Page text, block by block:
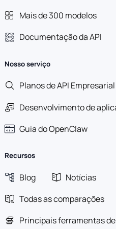
Mais de 300 modelos
Documentação da API
Nosso serviço
Planos de API Empresarial
Desenvolvimento de
Guia do OpenClaw
Recursos
Blog
Notícias
Todas as comparações
Principais ferramentas de